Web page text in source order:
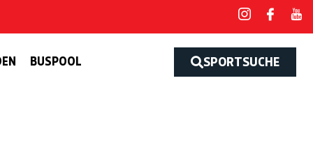
BUSPOOL SPORTSUCHE